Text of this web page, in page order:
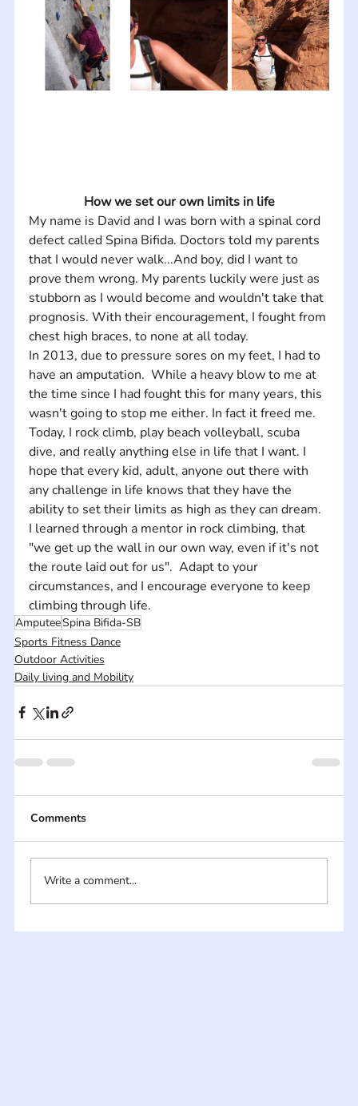
How we set our own limits in life
My name is David and I was born with a spinal cord
defect called Spina Bifida. Doctors told my parents
that I would never walk...And boy, did I want to
prove them wrong. My parents luckily were just as
stubborn as I would become and wouldn't take that
prognosis. With their encouragement, I fought from
chest high braces, to none at all today.
In 2013, due to pressure sores on my feet, I had to
have an amputation.  While a heavy blow to me at
the time since I had fought this for many years, this
wasn't going to stop me either. In fact it freed me.
Today, I rock climb, play beach volleyball, scuba
dive, and really anything else in life that I want. I
hope that every kid, adult, anyone out there with
any challenge in life knows that they have the
ability to set their limits as high as they can dream.
I learned through a mentor in rock climbing, that
"we get up the wall in our own way, even if it's not
the route laid out for us".  Adapt to your
circumstances, and I encourage everyone to keep
climbing through life.
AmputeeSpina Bifida-SB
Sports Fitness Dance
Outdoor Activities
Daily living and Mobility
Comments
Write a comment...